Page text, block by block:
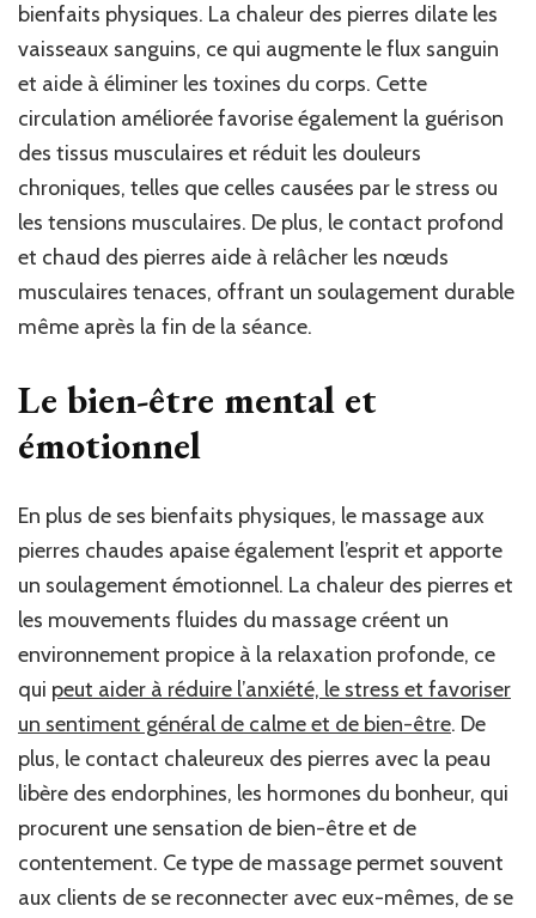
bienfaits physiques. La chaleur des pierres dilate les
vaisseaux sanguins, ce qui augmente le flux sanguin
et aide à éliminer les toxines du corps. Cette
circulation améliorée favorise également la guérison
des tissus musculaires et réduit les douleurs
chroniques, telles que celles causées par le stress ou
les tensions musculaires. De plus, le contact profond
et chaud des pierres aide à relâcher les nœuds
musculaires tenaces, offrant un soulagement durable
même après la fin de la séance.
Le bien-être mental et
émotionnel
En plus de ses bienfaits physiques, le massage aux
pierres chaudes apaise également l’esprit et apporte
un soulagement émotionnel. La chaleur des pierres et
les mouvements fluides du massage créent un
environnement propice à la relaxation profonde, ce
qui peut aider à réduire l’anxiété, le stress et favoriser
un sentiment général de calme et de bien-être. De
plus, le contact chaleureux des pierres avec la peau
libère des endorphines, les hormones du bonheur, qui
procurent une sensation de bien-être et de
contentement. Ce type de massage permet souvent
aux clients de se reconnecter avec eux-mêmes, de se